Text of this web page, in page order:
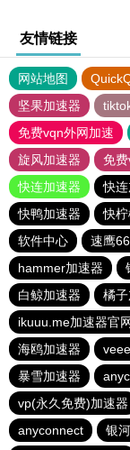
友情链接
网站地图
坚果加速器
免费vqn外网加速
旋风加速器
免
快连加速器
快
快鸭加速器
快
软件中心
速鹰
hammer加速器
白鲸加速器
橘
ikuuu.me加速器官
海鸥加速器
暴雪加速器
vp(永久免费)加速器
anyconnect
银